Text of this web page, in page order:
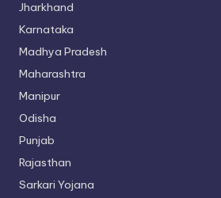
Jharkhand
Karnataka
Madhya Pradesh
Maharashtra
Manipur
Odisha
Punjab
Rajasthan
Sarkari Yojana